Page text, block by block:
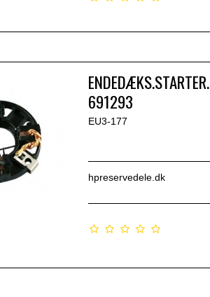
ENDEDÆKS.STARTER.
691293
EU3-177
hpreservedele.dk